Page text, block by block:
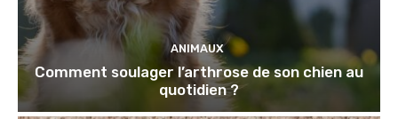
ANIMAUX
Comment soulager l’arthrose de son chien au
quotidien ?